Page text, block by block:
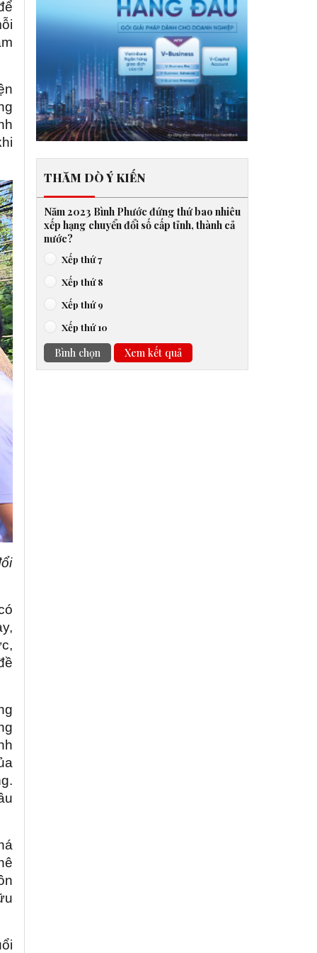
THĂM DÒ Ý KIẾN
Năm 2023 Bình Phước đứng thứ bao nhiêu
xếp hạng chuyển đổi số cấp tỉnh, thành cả
nước?
Xếp thứ 7
Xếp thứ 8
Xếp thứ 9
Xếp thứ 10
Bình chọn Xem kết quả